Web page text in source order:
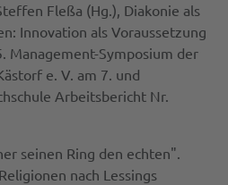
Fleßa (Hg.), Diakonie als
Innovation als Voraussetzung
Management-Symposium der
e. V. am 7. und
Arbeitsbericht Nr.
seinen Ring den echten".
nach Lessings